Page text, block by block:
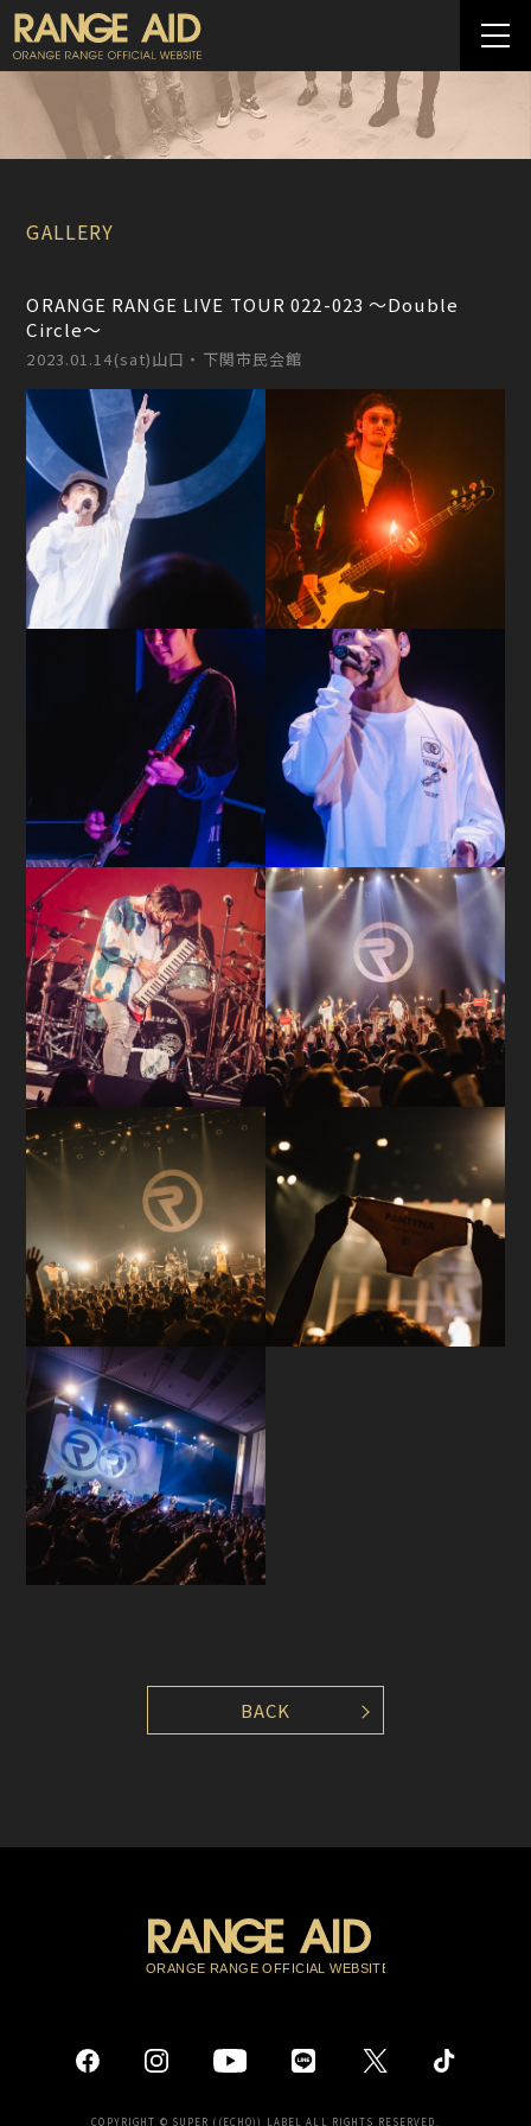
GALLERY
ORANGE RANGE LIVE TOUR 022-023 〜Double
Circle〜
2023.01.14(sat)山口・下関市民会館
BACK
COPYRIGHT © SUPER ((ECHO)) LABEL ALL RIGHTS RESERVED.